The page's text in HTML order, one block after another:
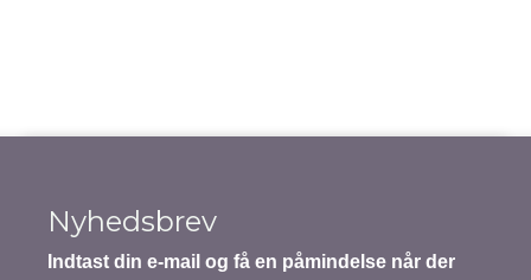
Nyhedsbrev
Indtast din e-mail og få en påmindelse når der